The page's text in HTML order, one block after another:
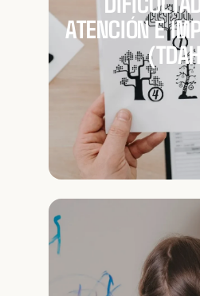
ATENCIÓN E